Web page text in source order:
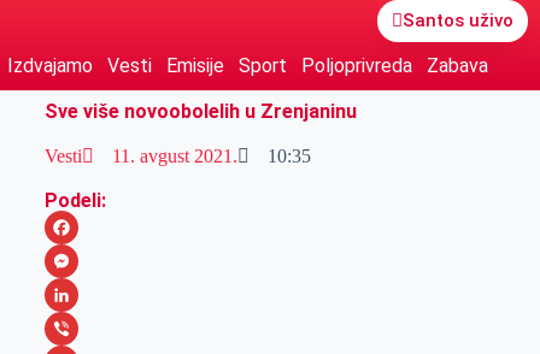
Santos uživo
Izdvajamo Vesti Emisije Sport Poljoprivreda
Zabava
Sve više novoobolelih u Zrenjaninu
Vesti 11. avgust 2021. 10:35
Podeli:
F
a
c
M
eL